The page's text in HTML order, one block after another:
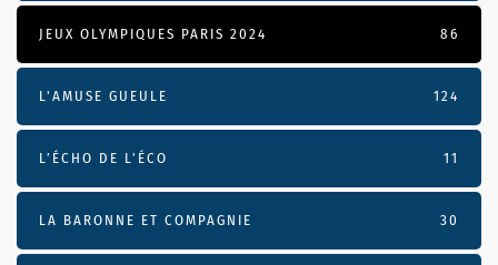
JEUX OLYMPIQUES PARIS 2024 86
L'AMUSE GUEULE 124
L’ÉCHO DE L’ÉCO 11
LA BARONNE ET COMPAGNIE 30